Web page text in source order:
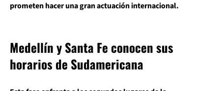
prometen hacer una gran actuación internacional.
Medellín y Santa Fe conocen sus
horarios de Sudamericana